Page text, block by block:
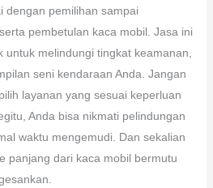
dengan pemilihan sampai
pembetulan kaca mobil. Jasa ini
melindungi tingkat keamanan,
seni kendaraan Anda. Jangan
layanan yang sesuai keperluan
Anda bisa nikmati pelindungan
waktu mengemudi. Dan sekalian
panjang dari kaca mobil bermutu